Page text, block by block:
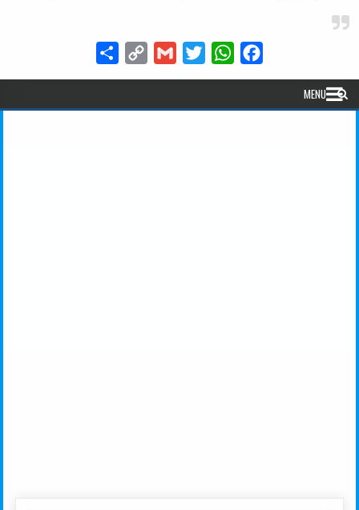
Facebook
WhatsApp
Twitter
Gmail
Copy
MENU